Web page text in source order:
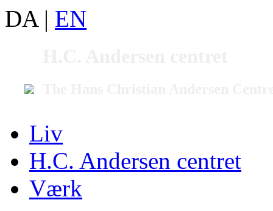
DA | EN
Liv
H.C. Andersen centret
Værk